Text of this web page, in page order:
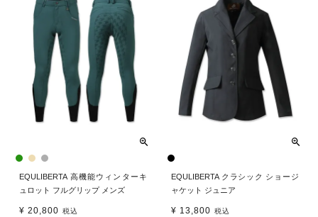
EQULIBERTA 高機能ウィンターキ
ュロット フルグリップ メンズ
¥ 20,800 税込
EQULIBERTA クラシック ショージ
ャケット ジュニア
¥ 13,800 税込